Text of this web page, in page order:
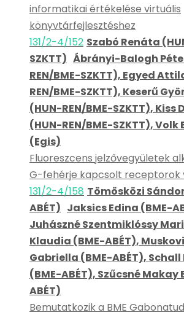
informatikai értékelése virtuális
könyvtárfejlesztéshez
131/2-4/152 Szabó Renáta
SZKTT) Ábrányi-Balogh
REN/BME-SZKTT), Egyed
REN/BME-SZKTT), Keserű
(HUN-REN/BME-SZKTT), Kiss
(HUN-REN/BME-SZKTT), Volk
(Egis)
Fluoreszcens jelzővegyületek
G-fehérje kapcsolt receptorok
131/2-4/158 Tömösközi
ABÉT) Jaksics Edina (BME-
Juhászné Szentmiklóssy
Klaudia (BME-ABÉT),
Gabriella (BME-ABÉT), Schall
(BME-ABÉT), Szűcsné Makay
ABÉT)
Bemutatkozik a BME